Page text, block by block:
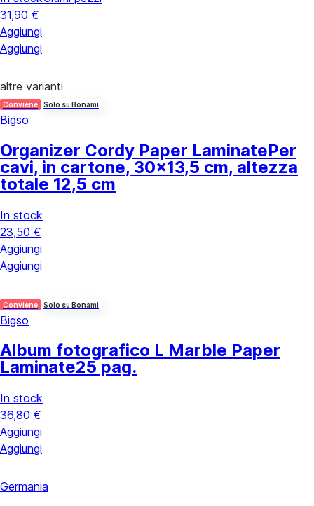
31,90 €
Aggiungi
Aggiungi
altre varianti
Conviene Solo su Bonami
Bigso
Organizer Cordy Paper LaminatePer
cavi, in cartone, 30x13,5 cm, altezza
totale 12,5 cm
In stock
23,50 €
Aggiungi
Aggiungi
Conviene Solo su Bonami
Bigso
Album fotografico L Marble Paper
Laminate25 pag.
In stock
36,80 €
Aggiungi
Aggiungi
Germania